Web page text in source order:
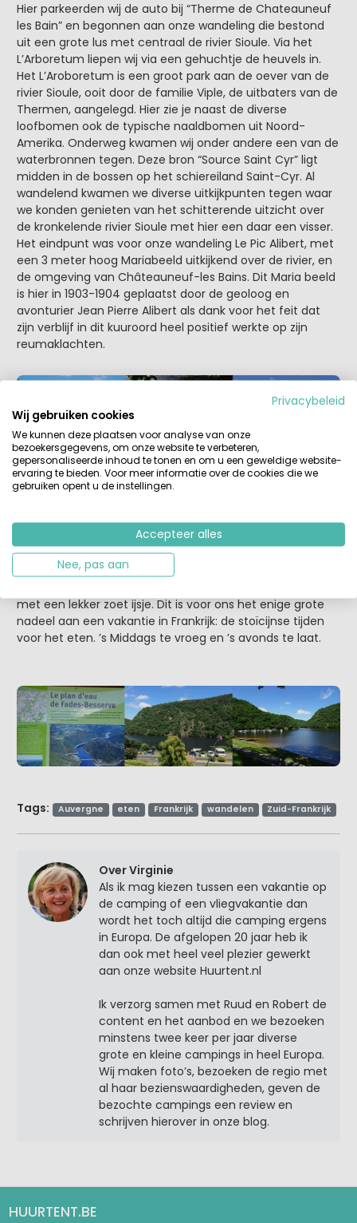
Hier parkeerden wij de auto bij “Therme de Chateauneuf
les Bain” en begonnen aan onze wandeling die bestond
uit een grote lus met centraal de rivier Sioule. Via het
L’Arboretum liepen wij via een gehuchtje de heuvels in.
Het L’Aroboretum is een groot park aan de oever van de
rivier Sioule, ooit door de familie Viple, de uitbaters van de
Thermen, aangelegd. Hier zie je naast de diverse
loofbomen ook de typische naaldbomen uit Noord-
Amerika. Onderweg kwamen wij onder andere een van de
waterbronnen tegen. Deze bron “Source Saint Cyr” ligt
midden in de bossen op het schiereiland Saint-Cyr. Al
wandelend kwamen we diverse uitkijkpunten tegen waar
we konden genieten van het schitterende uitzicht over
de kronkelende rivier Sioule met hier een daar een visser.
Het eindpunt was voor onze wandeling Le Pic Alibert, met
een 3 meter hoog Mariabeeld uitkijkend over de rivier, en
de omgeving van Châteauneuf-les Bains. Dit Maria beeld
is hier in 1903-1904 geplaatst door de geoloog en
avonturier Jean Pierre Alibert als dank voor het feit dat
zijn verblijf in dit kuuroord heel positief werkte op zijn
reumaklachten.
Hotel restaurant Cremaillereaan het meer lac à
Miremont, onderdeel van het stuwmeer des Fades-
Besserve, ligt er heerlijk bij in het mooie Franse zonnetje.
Helaas te laat voor de lunch (tussen 12.00 en 14.00 uur)
met een lekker zoet ijsje. Dit is voor ons het enige grote
nadeel aan een vakantie in Frankrijk: de stoïcijnse tijden
voor het eten. ’s Middags te vroeg en ’s avonds te laat.
Tags: Auvergne eten Frankrijk wandelen Zuid-Frankrijk
Over Virginie
Als ik mag kiezen tussen een vakantie op
de camping of een vliegvakantie dan
wordt het toch altijd die camping ergens
in Europa. De afgelopen 20 jaar heb ik
dan ook met heel veel plezier gewerkt
aan onze website Huurtent.nl
Ik verzorg samen met Ruud en Robert de
content en het aanbod en we bezoeken
minstens twee keer per jaar diverse
grote en kleine campings in heel Europa.
Wij maken foto’s, bezoeken de regio met
al haar bezienswaardigheden, geven de
bezochte campings een review en
schrijven hierover in onze blog.
HUURTENT.BE
Privacybeleid
Wij gebruiken cookies
We kunnen deze plaatsen voor analyse van onze
bezoekersgegevens, om onze website te verbeteren,
gepersonaliseerde inhoud te tonen en om u een geweldige website-
ervaring te bieden. Voor meer informatie over de cookies die we
gebruiken opent u de instellingen.
Accepteer alles
Nee, pas aan